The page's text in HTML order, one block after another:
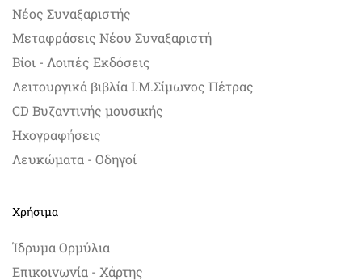
Νέος Συναξαριστής
Μεταφράσεις Νέου Συναξαριστή
Βίοι - Λοιπές Εκδόσεις
Λειτουργικά βιβλία Ι.Μ.Σίμωνος Πέτρας
CD Βυζαντινής μουσικής
Ηχογραφήσεις
Λευκώματα - Οδηγοί
Χρήσιμα
Ίδρυμα Ορμύλια
Επικοινωνία - Χάρτης